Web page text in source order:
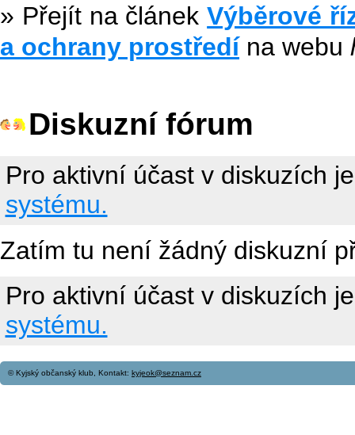
» Přejít na článekVýběrové
a ochrany prostředína webu
Diskuzní fórum
Pro aktivní účast v diskuzích
systému.
Zatím tu není žádný diskuzní
Pro aktivní účast v diskuzích
systému.
© Kyjský občanský klub, Kontakt: kyjeok@seznam.cz